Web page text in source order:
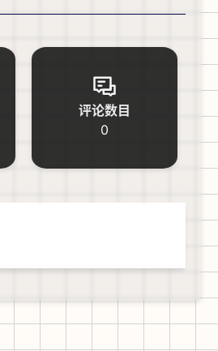
评论数目
0